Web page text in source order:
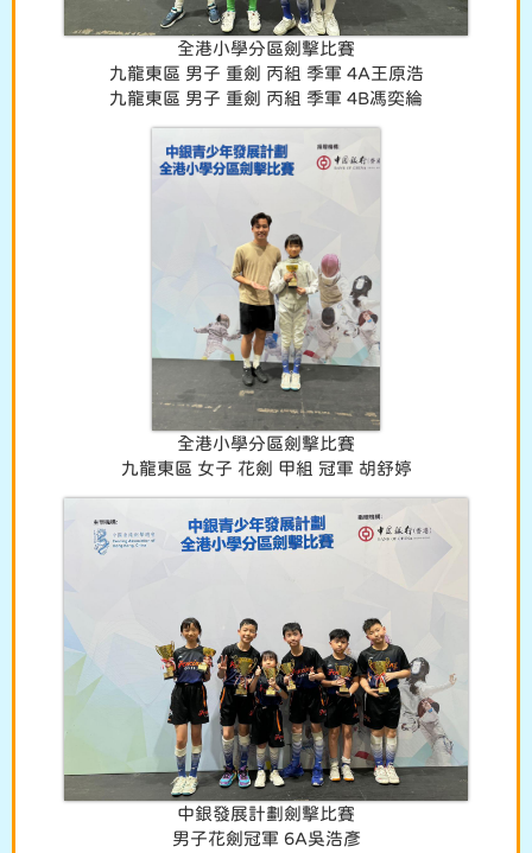
全港小學分區劍擊比賽
九龍東區 男子 重劍 丙組 季軍 4A王原浩
九龍東區 男子 重劍 丙組 季軍 4B馮奕綸
全港小學分區劍擊比賽
九龍東區 女子 花劍 甲組 冠軍 胡舒婷
中銀發展計劃劍擊比賽
男子花劍冠軍 6A吳浩彥